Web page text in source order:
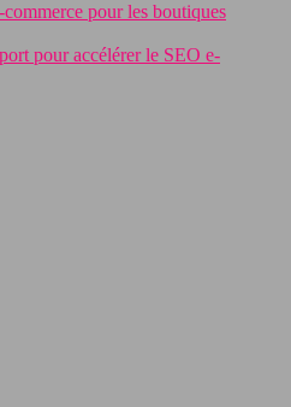
pour les boutiques
pour accélérer le SEO e-